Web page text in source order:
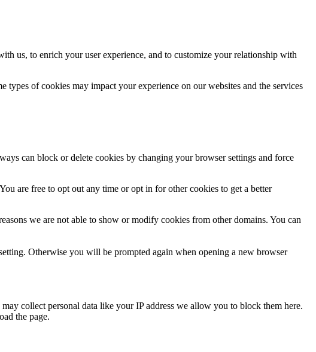
us, to enrich your user experience, and to customize your relationship with
of cookies may impact your experience on our websites and the services
can block or delete cookies by changing your browser settings and force
are free to opt out any time or opt in for other cookies to get a better
we are not able to show or modify cookies from other domains. You can
Otherwise you will be prompted again when opening a new browser
collect personal data like your IP address we allow you to block them here.
the page.